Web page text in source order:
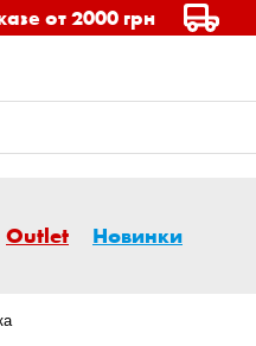
от 2000 грн
Outlet Новинки